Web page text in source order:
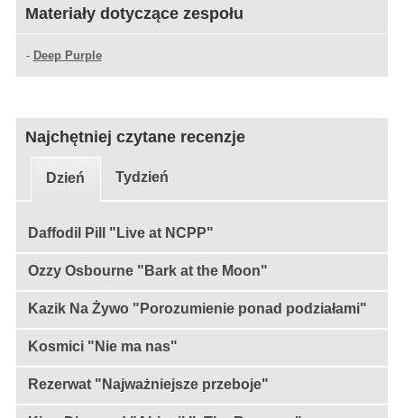
Materiały dotyczące zespołu
- Deep Purple
Najchętniej czytane recenzje
Dzień Tydzień
Daffodil Pill "Live at NCPP"
Ozzy Osbourne "Bark at the Moon"
Kazik Na Żywo "Porozumienie ponad podziałami"
Kosmici "Nie ma nas"
Rezerwat "Najważniejsze przeboje"